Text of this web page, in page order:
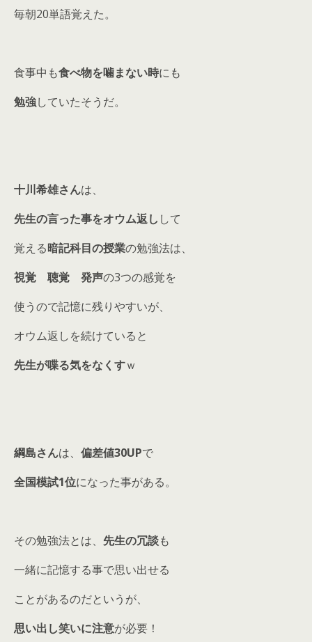
毎朝20単語覚えた。
食事中も食べ物を噛まない時にも
勉強していたそうだ。
十川希雄さんは、
先生の言った事をオウム返し して
覚える暗記科目の授業の勉強法は、
視覚 聴覚 発声の3つの感覚を
使うので記憶に残りやすいが、
オウム返しを続けていると
先生が喋る気をなくすｗ
綱島さんは、 偏差値30UPで
全国模試1位になった事がある。
その勉強法とは、 先生の冗談も
一緒に記憶する事で思い出せる
ことがあるのだというが、
思い出し笑いに注意が必要！